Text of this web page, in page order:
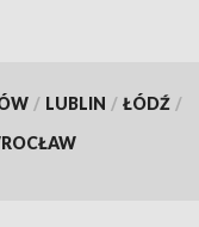
/ LUBLIN / ŁÓDŹ /